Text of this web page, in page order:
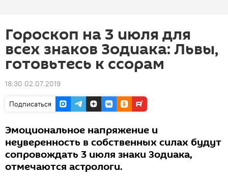
Гороскоп на 3 июля для
всех знаков Зодиака: Львы,
готовьтесь к ссорам
18:30 02.07.2019
Подписаться
Эмоциональное напряжение и
неуверенность в собственных силах будут
сопровождать 3 июля знаки Зодиака,
отмечаются астрологи.